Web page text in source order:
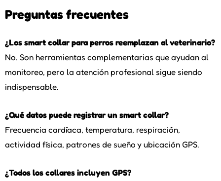
Preguntas frecuentes
¿Los smart collar para perros reemplazan al veterinario?
No. Son herramientas complementarias que ayudan al
monitoreo, pero la atención profesional sigue siendo
indispensable.
¿Qué datos puede registrar un smart collar?
Frecuencia cardíaca, temperatura, respiración,
actividad física, patrones de sueño y ubicación GPS.
¿Todos los collares incluyen GPS?